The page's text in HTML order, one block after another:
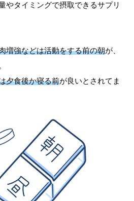
やタイミングで摂取できるサプリ
増強などは活動をする前の朝が、
夕食後か寝る前が良いとされてま